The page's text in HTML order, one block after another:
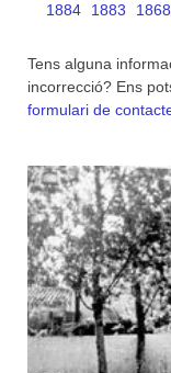
1884
1883 1868
Tens alguna
incorrecció? Ens
formulari de